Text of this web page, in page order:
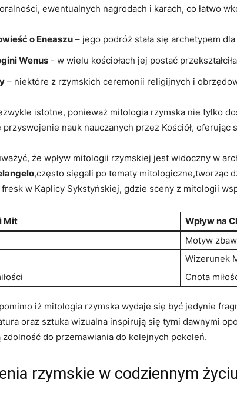
‌ewentualnych nagrodach i karach, co łatwo
o Eneaszu – jego podróż stała się ⁤archetypem
Wenus ⁣- w wielu kościołach jej postać
– ⁤niektóre z rzymskich ceremonii ‌religijnych i
istotne, ponieważ mitologia rzymska⁣ nie⁤ tylko⁣
przyswojenie nauk nauczanych przez Kościół,
że‍ wpływ ⁢mitologii rzymskiej jest widoczny w
,często sięgali⁣ po⁢ tematy mitologiczne,tworząc
w Kaplicy ​Sykstyńskiej,⁣ gdzie sceny ‌z mitologii
Mit
Wpływ ⁤na
Motyw
Wizerunek
Cnota
iż mitologia rzymska ⁣wydaje się ⁤być jedynie⁢
oraz sztuka wizualna inspirują się tymi⁤ dawnymi
zdolność do przemawiania do kolejnych pokoleń.
rzymskie ⁢w codziennym